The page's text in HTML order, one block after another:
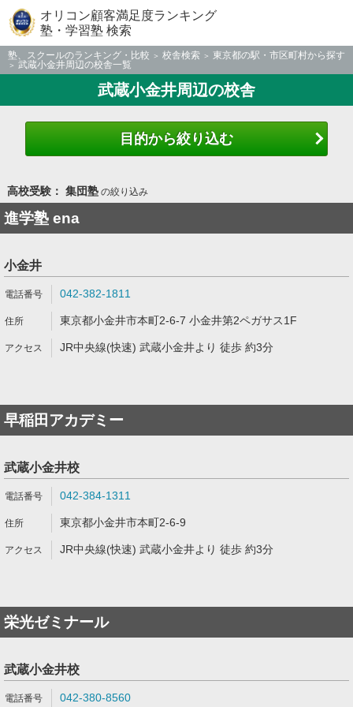
オリコン顧客満足度ランキング
塾・学習塾 検索
塾、スクールのランキング・比較 校舎検索
東京都の駅・市区町村から探す
武蔵小金井周辺の校舎一覧
武蔵小金井周辺の校舎
目的から絞り込む
高校受験： 集団塾の絞り込み
進学塾 ena
小金井
042-382-1811
東京都小金井市本町2-6-7 小金井第2ペガサス1F
JR中央線(快速) 武蔵小金井より 徒歩 約3分
早稲田アカデミー
武蔵小金井校
042-384-1311
東京都小金井市本町2-6-9
JR中央線(快速) 武蔵小金井より 徒歩 約3分
栄光ゼミナール
武蔵小金井校
042-380-8560